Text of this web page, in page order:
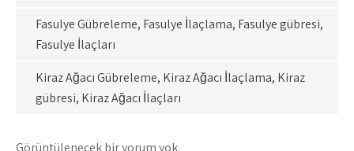
Fasulye Gübreleme, Fasulye İlaçlama, Fasulye gübresi,
Fasulye İlaçları
Kiraz Ağacı Gübreleme, Kiraz Ağacı İlaçlama, Kiraz
gübresi, Kiraz Ağacı İlaçları
Görüntülenecek bir yorum yok.